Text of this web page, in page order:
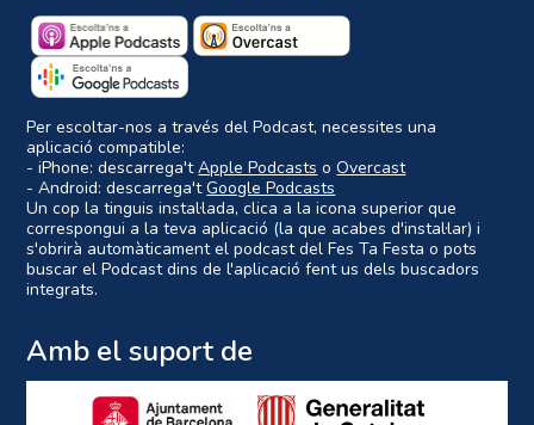
Per escoltar-nos a través del Podcast, necessites una
aplicació compatible:
- iPhone: descarrega'tApple Podcasts oOvercast
- Android: descarrega'tGoogle Podcasts
Un cop la tinguis instal·lada, clica a la icona superior que
correspongui a la teva aplicació (la que acabes d'instal·lar) i
s'obrirà automàticament el podcast del Fes Ta Festa o pots
buscar el Podcast dins de l'aplicació fent us dels buscadors
integrats.
Amb el suport de